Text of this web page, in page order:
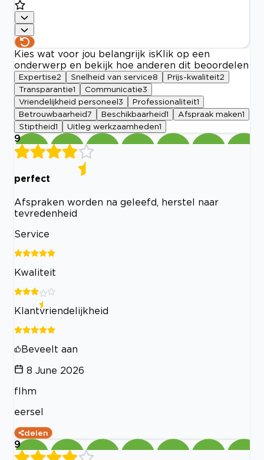
Kies wat voor jou belangrijk is Klik op een
onderwerp en bekijk hoe anderen dit beoordelen
Expertise2 Snelheid van service8 Prijs-kwaliteit2
Transparantie1 Communicatie3
Vriendelijkheid personeel 3 Professionaliteit1
Betrouwbaarheid7 Beschikbaarheid1 Afspraak maken1
Stiptheid1 Uitleg werkzaamheden1
9
perfect
Afspraken worden na geleefd, herstel naar
tevredenheid
Service
Kwaliteit
Klantvriendelijkheid
Beveelt aan
8 June 2026
flhm
eersel
delen
9